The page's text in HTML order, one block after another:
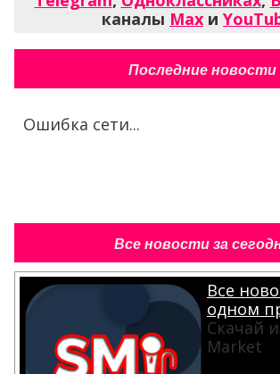
каналы Max и
Последние новости
Ошибка сети...
Все новости за
Все
одном
Скачай
Market